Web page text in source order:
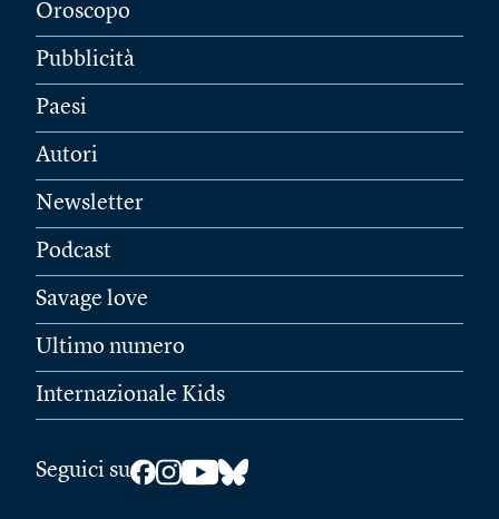
Oroscopo
Pubblicità
Paesi
Autori
Newsletter
Podcast
Savage love
Ultimo numero
Internazionale Kids
Seguici su